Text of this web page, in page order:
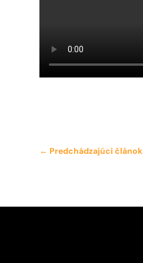
← Predchádzajúci článok